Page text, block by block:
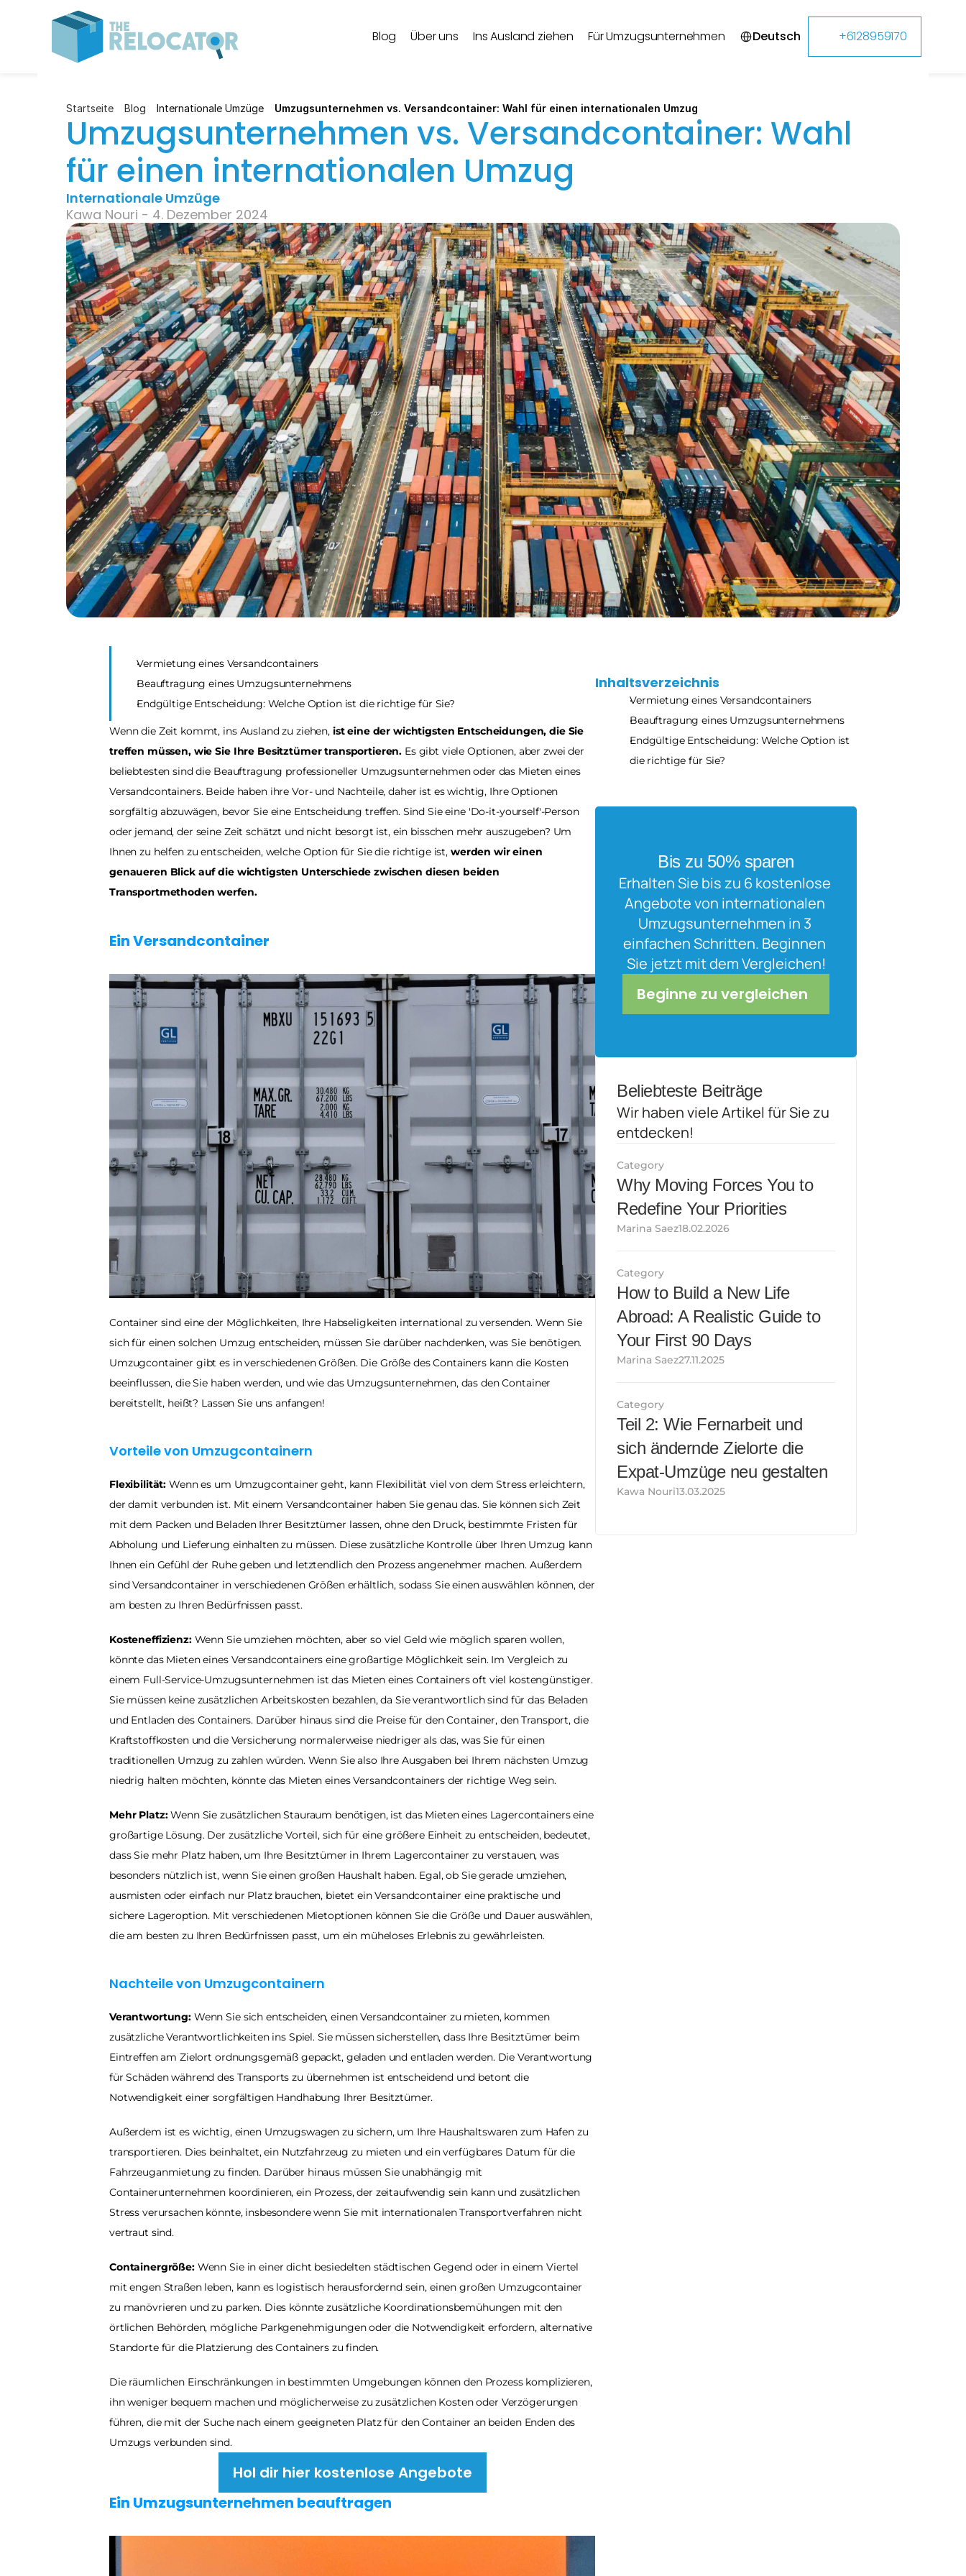
Blog Über uns Ins Ausland ziehen Für Umzugsunternehmen Deutsch +6128959170
Startseite Blog Internationale Umzüge Umzugsunternehmen vs. Versandcontainer: Wahl für einen internationalen Umzug
Umzugsunternehmen vs. Versandcontainer: Wahl
für einen internationalen Umzug
Internationale Umzüge
Kawa Nouri - 4. Dezember 2024
Vermietung eines Versandcontainers
Beauftragung eines Umzugsunternehmens
Endgültige Entscheidung: Welche Option ist die richtige für Sie?
Wenn die Zeit kommt, ins Ausland zu ziehen, ist eine der wichtigsten Entscheidungen, die Sie
treffen müssen, wie Sie Ihre Besitztümer transportieren. Es gibt viele Optionen, aber zwei der
beliebtesten sind die Beauftragung professioneller Umzugsunternehmen oder das Mieten eines
Versandcontainers. Beide haben ihre Vor- und Nachteile, daher ist es wichtig, Ihre Optionen
sorgfältig abzuwägen, bevor Sie eine Entscheidung treffen. Sind Sie eine 'Do-it-yourself'-Person
oder jemand, der seine Zeit schätzt und nicht besorgt ist, ein bisschen mehr auszugeben? Um
Ihnen zu helfen zu entscheiden, welche Option für Sie die richtige ist, werden wir einen
genaueren Blick auf die wichtigsten Unterschiede zwischen diesen beiden
Transportmethoden werfen.
Ein Versandcontainer
Container sind eine der Möglichkeiten, Ihre Habseligkeiten international zu versenden. Wenn Sie
sich für einen solchen Umzug entscheiden, müssen Sie darüber nachdenken, was Sie benötigen.
Umzugcontainer gibt es in verschiedenen Größen. Die Größe des Containers kann die Kosten
beeinflussen, die Sie haben werden, und wie das Umzugsunternehmen, das den Container
bereitstellt, heißt? Lassen Sie uns anfangen!
Vorteile von Umzugcontainern
Flexibilität: Wenn es um Umzugcontainer geht, kann Flexibilität viel von dem Stress erleichtern,
der damit verbunden ist. Mit einem Versandcontainer haben Sie genau das. Sie können sich Zeit
mit dem Packen und Beladen Ihrer Besitztümer lassen, ohne den Druck, bestimmte Fristen für
Abholung und Lieferung einhalten zu müssen. Diese zusätzliche Kontrolle über Ihren Umzug kann
Ihnen ein Gefühl der Ruhe geben und letztendlich den Prozess angenehmer machen. Außerdem
sind Versandcontainer in verschiedenen Größen erhältlich, sodass Sie einen auswählen können, der
am besten zu Ihren Bedürfnissen passt.
Kosteneffizienz: Wenn Sie umziehen möchten, aber so viel Geld wie möglich sparen wollen,
könnte das Mieten eines Versandcontainers eine großartige Möglichkeit sein. Im Vergleich zu
einem Full-Service-Umzugsunternehmen ist das Mieten eines Containers oft viel kostengünstiger.
Sie müssen keine zusätzlichen Arbeitskosten bezahlen, da Sie verantwortlich sind für das Beladen
und Entladen des Containers. Darüber hinaus sind die Preise für den Container, den Transport, die
Kraftstoffkosten und die Versicherung normalerweise niedriger als das, was Sie für einen
traditionellen Umzug zu zahlen würden. Wenn Sie also Ihre Ausgaben bei Ihrem nächsten Umzug
niedrig halten möchten, könnte das Mieten eines Versandcontainers der richtige Weg sein.
Mehr Platz: Wenn Sie zusätzlichen Stauraum benötigen, ist das Mieten eines Lagercontainers eine
großartige Lösung. Der zusätzliche Vorteil, sich für eine größere Einheit zu entscheiden, bedeutet,
dass Sie mehr Platz haben, um Ihre Besitztümer in Ihrem Lagercontainer zu verstauen, was
besonders nützlich ist, wenn Sie einen großen Haushalt haben. Egal, ob Sie gerade umziehen,
ausmisten oder einfach nur Platz brauchen, bietet ein Versandcontainer eine praktische und
sichere Lageroption. Mit verschiedenen Mietoptionen können Sie die Größe und Dauer auswählen,
die am besten zu Ihren Bedürfnissen passt, um ein müheloses Erlebnis zu gewährleisten.
Nachteile von Umzugcontainern
Verantwortung: Wenn Sie sich entscheiden, einen Versandcontainer zu mieten, kommen
zusätzliche Verantwortlichkeiten ins Spiel. Sie müssen sicherstellen, dass Ihre Besitztümer beim
Eintreffen am Zielort ordnungsgemäß gepackt, geladen und entladen werden. Die Verantwortung
für Schäden während des Transports zu übernehmen ist entscheidend und betont die
Notwendigkeit einer sorgfältigen Handhabung Ihrer Besitztümer.
Außerdem ist es wichtig, einen Umzugswagen zu sichern, um Ihre Haushaltswaren zum Hafen zu
transportieren. Dies beinhaltet, ein Nutzfahrzeug zu mieten und ein verfügbares Datum für die
Fahrzeuganmietung zu finden. Darüber hinaus müssen Sie unabhängig mit
Containerunternehmen koordinieren, ein Prozess, der zeitaufwendig sein kann und zusätzlichen
Stress verursachen könnte, insbesondere wenn Sie mit internationalen Transportverfahren nicht
vertraut sind.
Containergröße: Wenn Sie in einer dicht besiedelten städtischen Gegend oder in einem Viertel
mit engen Straßen leben, kann es logistisch herausfordernd sein, einen großen Umzugcontainer
zu manövrieren und zu parken. Dies könnte zusätzliche Koordinationsbemühungen mit den
örtlichen Behörden, mögliche Parkgenehmigungen oder die Notwendigkeit erfordern, alternative
Standorte für die Platzierung des Containers zu finden.
Die räumlichen Einschränkungen in bestimmten Umgebungen können den Prozess komplizieren,
ihn weniger bequem machen und möglicherweise zu zusätzlichen Kosten oder Verzögerungen
führen, die mit der Suche nach einem geeigneten Platz für den Container an beiden Enden des
Umzugs verbunden sind.
Hol dir hier kostenlose Angebote
Ein Umzugsunternehmen beauftragen
Inhaltsverzeichnis
Vermietung eines Versandcontainers
Beauftragung eines Umzugsunternehmens
Endgültige Entscheidung: Welche Option ist
die richtige für Sie?
Bis zu 50% sparen
Erhalten Sie bis zu 6 kostenlose
Angebote von internationalen
Umzugsunternehmen in 3
einfachen Schritten. Beginnen
Sie jetzt mit dem Vergleichen!
Beginne zu vergleichen
Beliebteste Beiträge
Wir haben viele Artikel für Sie zu
entdecken!
Category
Why Moving Forces You to
Redefine Your Priorities
Marina Saez18.02.2026
Category
How to Build a New Life
Abroad: A Realistic Guide to
Your First 90 Days
Marina Saez27.11.2025
Category
Teil 2: Wie Fernarbeit und
sich ändernde Zielorte die
Expat-Umzüge neu gestalten
Kawa Nouri13.03.2025